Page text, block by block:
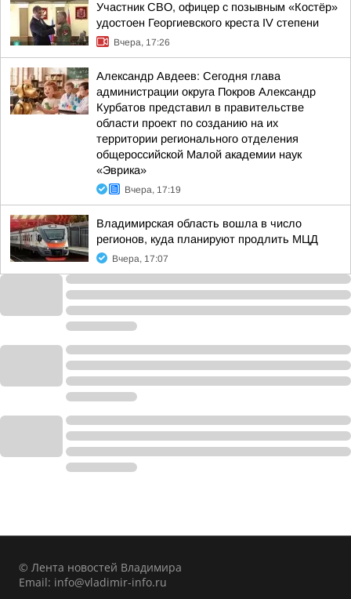
Участник СВО, офицер с позывным «Костёр»
удостоен Георгиевского креста IV степени
Вчера, 17:26
Александр Авдеев: Сегодня глава
администрации округа Покров Александр
Курбатов представил в правительстве
области проект по созданию на их
территории регионального отделения
общероссийской Малой академии наук
«Эврика»
Вчера, 17:19
Владимирская область вошла в число
регионов, куда планируют продлить МЦД
Вчера, 17:07
© Лента новостей Владимира
Email: info@vladimir-info.ru